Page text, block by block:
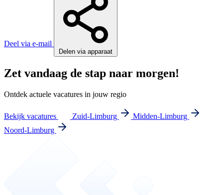
Deel via e-mail
Delen via apparaat
Zet vandaag de stap naar morgen!
Ontdek actuele vacatures in jouw regio
Bekijk vacatures Zuid-Limburg
Midden-Limburg
Noord-Limburg